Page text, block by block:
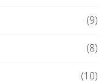
(9)
(8)
(10)